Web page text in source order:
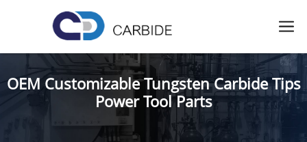
OEM Customizable Tungsten Carbide Tips
Power Tool Parts